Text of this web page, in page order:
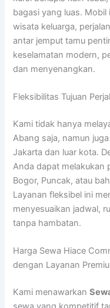
bagasi yang luas.
wisata keluarga,
antar jemput tamu
keselamatan modern,
dan menyenangkan.
Fleksibilitas Tujuan
Kami tidak hanya
Abang saja, namun
Jakarta dan luar kota.
Anda dapat melakukan
Bogor, Puncak, atau
Layanan fleksibel ini
menyesuaikan jadwal,
tanpa hambatan.
Harga Sewa Hiace
dengan Layanan
Kami menawarkan